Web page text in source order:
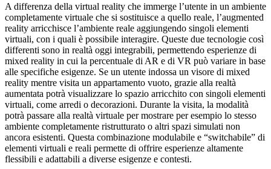
A differenza della virtual reality che immerge l’utente in un ambiente
completamente virtuale che si sostituisce a quello reale, l’augmented
reality arricchisce l’ambiente reale aggiungendo singoli elementi
virtuali, con i quali è possibile interagire. Queste due tecnologie così
differenti sono in realtà oggi integrabili, permettendo esperienze di
mixed reality in cui la percentuale di AR e di VR può variare in base
alle specifiche esigenze. Se un utente indossa un visore di mixed
reality mentre visita un appartamento vuoto, grazie alla realtà
aumentata potrà visualizzare lo spazio arricchito con singoli elementi
virtuali, come arredi o decorazioni. Durante la visita, la modalità
potrà passare alla realtà virtuale per mostrare per esempio lo stesso
ambiente completamente ristrutturato o altri spazi simulati non
ancora esistenti. Questa combinazione modulabile e “switchabile” di
elementi virtuali e reali permette di offrire esperienze altamente
flessibili e adattabili a diverse esigenze e contesti.